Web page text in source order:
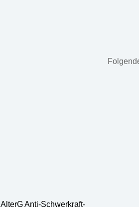
AlterG Anti-Schwerkraft-